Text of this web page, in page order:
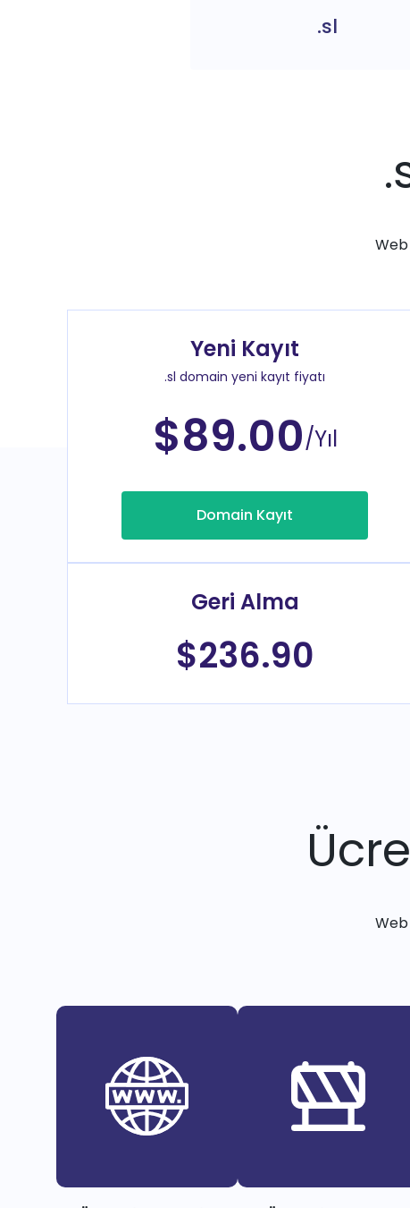
.sl
Yeni Kayıt
.sl domain yeni kayıt fiyatı
$89.00/Yıl
Domain Kayıt
Geri Alma
$236.90